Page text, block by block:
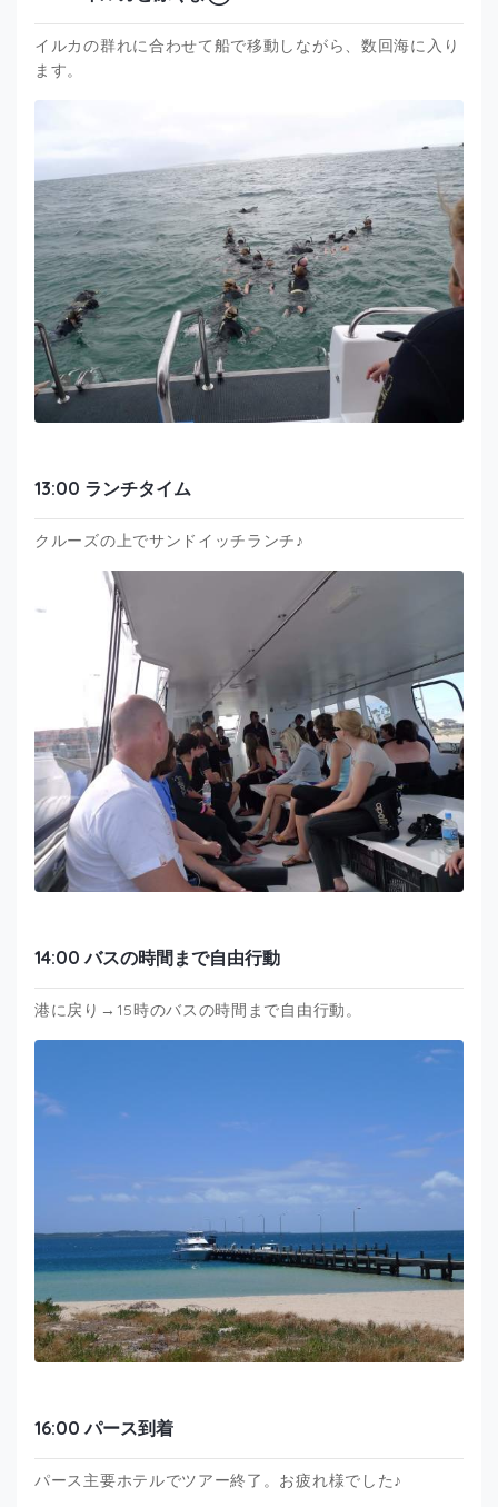
イルカの群れに合わせて船で移動しながら、数回海に入り
ます。
13:00 ランチタイム
クルーズの上でサンドイッチランチ♪
14:00 バスの時間まで自由行動
港に戻り→15時のバスの時間まで自由行動。
16:00 パース到着
パース主要ホテルでツアー終了。お疲れ様でした♪